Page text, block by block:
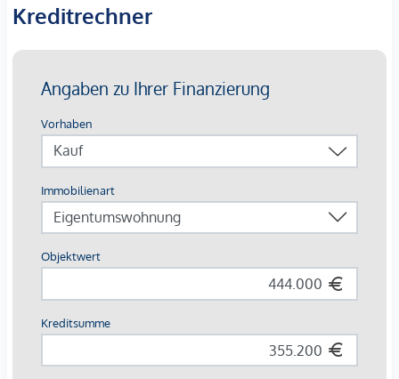
Einheiten bis zu familiengerechten 4-Zimmer-
Wohnungen
Jede Einheit mitBalkon, Loggia, Terrasse oder
Parkett- und Feinsteinzeugböden
Holzoberflächen & Brettsperrholzdecken
Fußbodenheizung & -temperierung
Außenliegender Sonnenschutz (Raffstores, EG mit
Rollläden)
Moderne Lüftungssysteme mit Fensterspaltlüftern
von EUR 286.000,- bis EUR 1.238.000,- netto zzgl. 20% USt.
Zu erwartender Mietertrag
Kreditrechner